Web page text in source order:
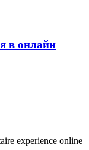
в онлайн
experience online